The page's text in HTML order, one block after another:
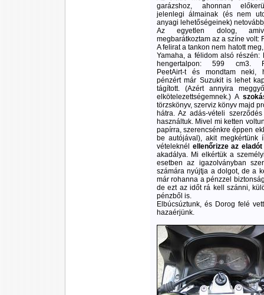
garázshoz, ahonnan
jelenlegi álmainak (és nem
anyagi lehetőségeinek)
Az egyetlen dolog,
megbarátkoztam az a színe volt:
A felirat a tankon nem hatott
Yamaha, a félidom alsó részén:
hengertalpon: 599 cm3.
PeetAirt-t és mondtam neki,
pénzért már Suzukit is lehet
tágított. (Azért annyira
elkötelezettségemnek.) A
törzskönyv, szerviz könyv majd
hátra. Az adás-vételi
használtuk. Mivel mi ketten
papírra, szerencsénkre éppen
be autójával), akit
vételeknél ellenőrizze az
akadálya. Mi elkértük a
esetben az igazolványban
számára nyújtja a dolgot, de a
már rohanna a pénzzel
de ezt az időt rá kell szánni,
pénzből is.
Elbúcsúztunk, és Dorog felé
hazaérjünk.